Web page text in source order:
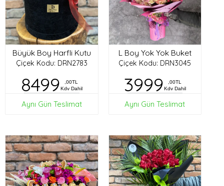
Büyük Boy Harfli Kutu
Çiçek Kodu: DRN2783
8499
,00TL
Kdv Dahil
Aynı Gün Teslimat
L Boy Yok Yok Buket
Çiçek Kodu: DRN3045
3999
,00TL
Kdv Dahil
Aynı Gün Teslimat